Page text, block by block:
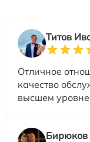
Титов
Отличное
качество
высшем
Бирюков